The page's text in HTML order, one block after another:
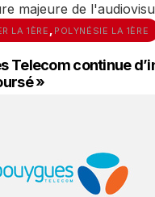
majeure de
LA 1ÈRE , POLYNÉSIE LA 1ÈRE
Telecom continue
»